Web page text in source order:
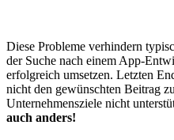
Diese Probleme verhindern
der Suche nach einem App-
erfolgreich umsetzen. Letzten
nicht den gewünschten Beitrag
Unternehmensziele nicht
auch anders!